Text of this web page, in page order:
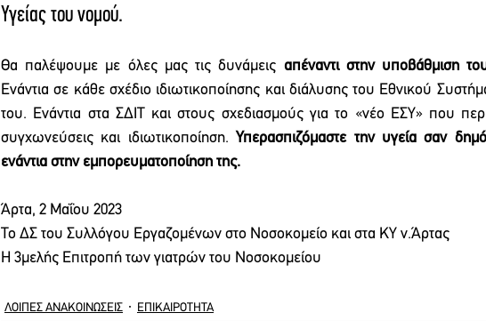
Υγείας του νομού.
Θα παλέψουμε με όλες μας τις δυνάμεις απέναντι στην υποβάθμιση
Ενάντια σε κάθε σχέδιο ιδιωτικοποίησης και διάλυσης του Εθνικού
του. Ενάντια στα ΣΔΙΤ και στους σχεδιασμούς για το «νέο ΕΣΥ» που
συγχωνεύσεις και ιδιωτικοποίηση. Υπερασπιζόμαστε την υγεία σαν
ενάντια στην εμπορευματοποίηση της.
Άρτα, 2 Μαΐου 2023
Το ΔΣ του Συλλόγου Εργαζομένων στο Νοσοκομείο και στα ΚΥ ν.Άρτας
Η 3μελής Επιτροπή των γιατρών του Νοσοκομείου
ΛΟΙΠΕΣ ΑΝΑΚΟΙΝΩΣΕΙΣ ΕΠΙΚΑΙΡΟΤΗΤΑ